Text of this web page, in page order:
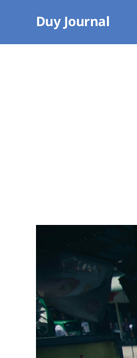
Duy Journal